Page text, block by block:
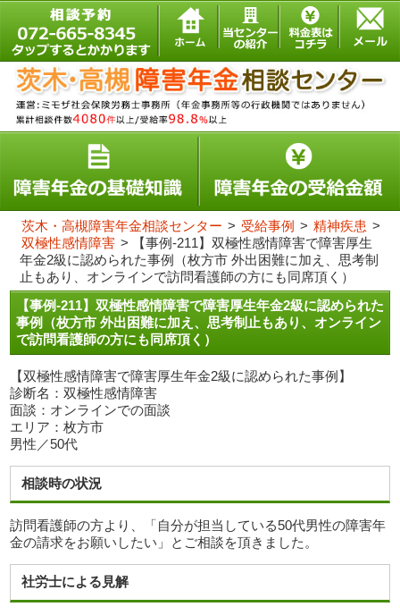
茨木・高槻障害年金相談センター > 受給事例 > 精神疾患 >
双極性感情障害 >
【事例-211】双極性感情障害で障害厚生
年金2級に認められた事例（枚方市 外出困難に加え、思考制
止もあり、オンラインで訪問看護師の方にも同席頂く）
【事例-211】双極性感情障害で障害厚生年金2級に認められた
事例（枚方市 外出困難に加え、思考制止もあり、オンライン
で訪問看護師の方にも同席頂く）
【双極性感情障害で障害厚生年金2級に認められた事例】
診断名：双極性感情障害
面談：オンラインでの面談
エリア：枚方市
男性／50代
相談時の状況
訪問看護師の方より、「自分が担当している50代男性の障害年
金の請求をお願いしたい」とご相談を頂きました。
社労士による見解